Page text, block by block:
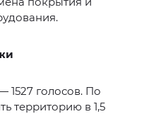
1527 голосов. По
территорию в 1,5